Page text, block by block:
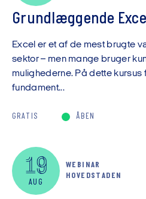
Grundlæggende
Excel er et af de mest brugte
sektor – men mange bruger
mulighederne. På dette kursus
fundament...
GRATIS ÅBEN
19
AUG
WEBINAR
HOVEDSTADEN